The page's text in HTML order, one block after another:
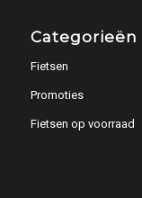
Categorieën
Fietsen
Promoties
Fietsen op voorraad